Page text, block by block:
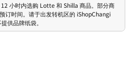
小时内选购 Lotte 和 Shilla 商品。部分商
订时间。请于出发转机区的 iShopChangi
供品牌纸袋。